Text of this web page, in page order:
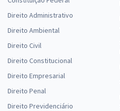
Direito Administrativo
Direito Ambiental
Direito Civil
Direito Constitucional
Direito Empresarial
Direito Penal
Direito Previdenciário